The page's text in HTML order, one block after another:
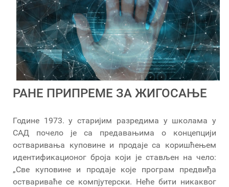
РАНЕ ПРИПРЕМЕ ЗА ЖИГОСАЊЕ
Године 1973. у старијим разредима у школама у
САД почело је са предавањима о концепцији
остваривања куповине и продаје са коришћењем
идентификационог броја који је стављен на чело:
„Све куповине и продаје које програм предвиђа
оствариваће се компјутерски. Неће бити никаквог